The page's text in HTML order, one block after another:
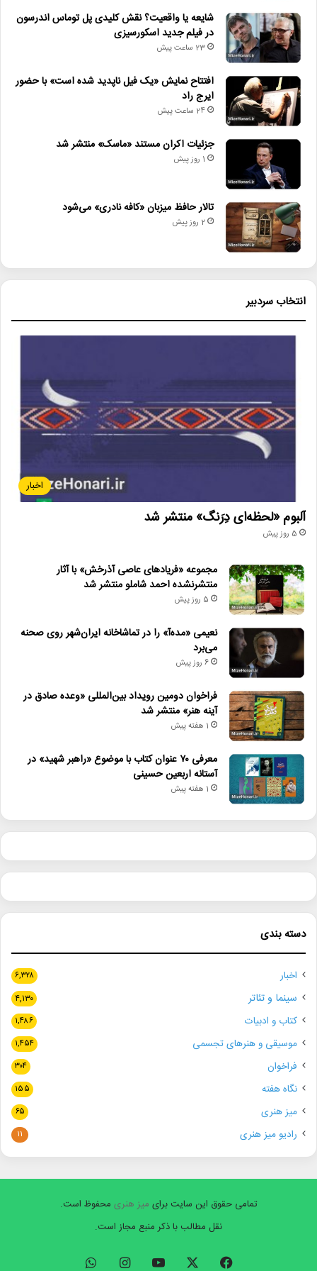
آلبرتو_باربرا اظهارات_جنجالی
ایلان_ماسک
جشنواره_ونیز
خروج_از_ایکس
شبکه_اجتماعی_ایکس
هشتاد و ششمین دوره جشنواره ونیز
شایعه یا واقعیت؟ نقش کلیدی پل توماس اندرسون
در فیلم جدید اسکورسیزی
23 ساعت پیش
افتتاح نمایش «یک فیل ناپدید شده است» با حضور
ایرج راد
24 ساعت پیش
جزئیات اکران مستند «ماسک» منتشر شد
1 روز پیش
تالار حافظ میزبان «کافه نادری» می‌شود
2 روز پیش
انتخاب سردبیر
اخبار
آلبوم «لحظه‌ای دِرَنگ» منتشر شد
5 روز پیش
مجموعه «فریادهای عاصی آذرخش» با آثار
منتشرنشده احمد شاملو منتشر شد
5 روز پیش
نعیمی «مده‌آ» را در تماشاخانه ایران‌شهر روی صحنه
می‌برد
6 روز پیش
فراخوان دومین رویداد بین‌المللی «وعده صادق در
آینه هنر» منتشر شد
1 هفته پیش
معرفی ۷۰ عنوان کتاب با موضوع «راهبر شهید» در
آستانه اربعین حسینی
1 هفته پیش
دسته بندی
اخبار ۶,۳۲۸
سینما و تئاتر ۴,۱۳۰
کتاب و ادبیات ۱,۴۸۶
موسیقی و هنرهای تجسمی ۱,۴۵۴
فراخوان ۳۰۴
نگاه هفته ۱۵۵
میز هنری ۶۵
رادیو میز هنری ۱۱
تمامی حقوق این سایت برای میز هنری محفوظ است.
نقل مطالب با ذکر منبع مجاز است.
فیسبوک ایکس یوتیوب اینستاگرام